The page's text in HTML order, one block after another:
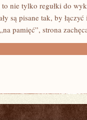
to nie tylko regułki do
są pisane tak, by
pamięć”, strona